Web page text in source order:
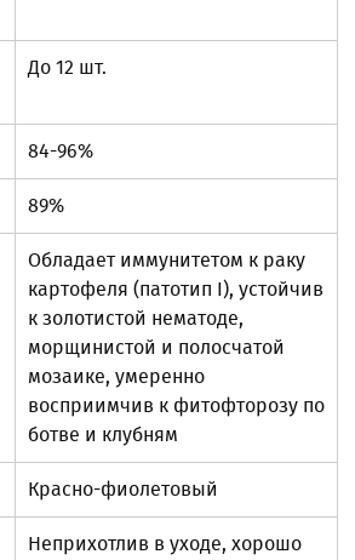
До 12 шт.
84-96%
89%
Обладает иммунитетом к раку
картофеля (патотип I), устойчив
к золотистой нематоде,
морщинистой и полосчатой
мозаике, умеренно
восприимчив к фитофторозу по
ботве и клубням
Красно-фиолетовый
Неприхотлив в уходе, хорошо